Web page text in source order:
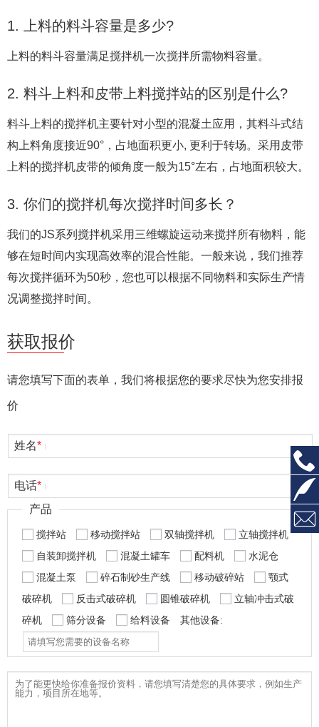
1. 上料的料斗容量是多少?
上料的料斗容量满足搅拌机一次搅拌所需物料容量。
2. 料斗上料和皮带上料搅拌站的区别是什么?
料斗上料的搅拌机主要针对小型的混凝土应用，其料斗式结
构上料角度接近90°，占地面积更小, 更利于转场。采用皮带
上料的搅拌机皮带的倾角度一般为15°左右，占地面积较大。
3. 你们的搅拌机每次搅拌时间多长？
我们的JS系列搅拌机采用三维螺旋运动来搅拌所有物料，能
够在短时间内实现高效率的混合性能。一般来说，我们推荐
每次搅拌循环为50秒，您也可以根据不同物料和实际生产情
况调整搅拌时间。
获取报价
请您填写下面的表单，我们将根据您的要求尽快为您安排报
价
姓名*
电话*
产品
搅拌站 移动搅拌站 双轴搅拌机
立轴搅拌机
自装卸搅拌机
混凝土罐车 配料机
水泥仓
混凝土泵
碎石制砂生产线 移动破碎站
颚式
破碎机
反击式破碎机 圆锥破碎机
立轴冲击式破
碎机
筛分设备 给料设备 其他设备: